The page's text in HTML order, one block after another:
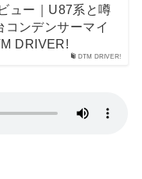
DTM DRIVER!
ュー｜U87系と噂
コンデンサーマイ
DRIVER!